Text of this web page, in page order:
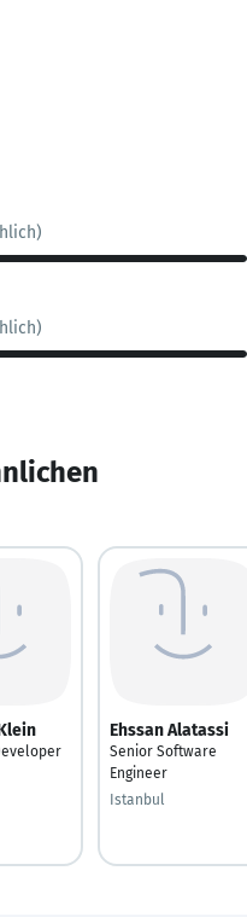
Ehssan Alatassi
Senior Software
Engineer
Istanbul